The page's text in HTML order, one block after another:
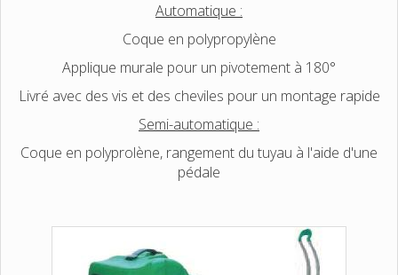
Automatique :
Coque en polypropylène
Applique murale pour un pivotement à 180°
Livré avec des vis et des cheviles pour un montage rapide
Semi-automatique :
Coque en polyprolène, rangement du tuyau à l'aide d'une
pédale